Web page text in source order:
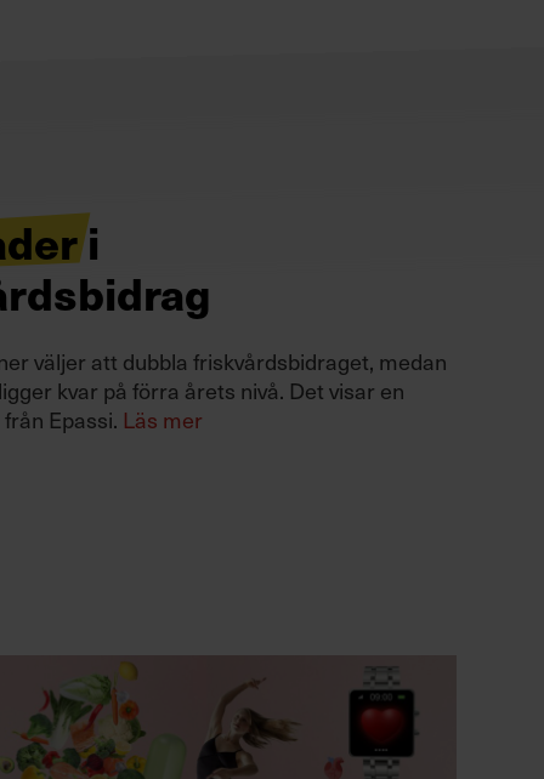
i
väljer att dubbla friskvårdsbidraget, medan
kvar på förra årets nivå. Det visar en
Epassi. Läs mer